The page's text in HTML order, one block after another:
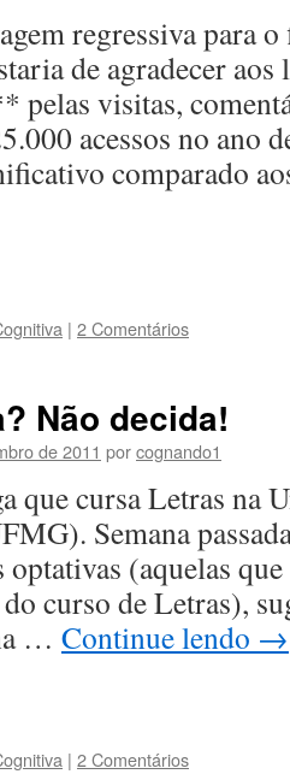
regressiva para
de agradecer aos
visitas,
acessos no ano
comparado
| 2 Comentários
Não decida!
de 2011 porcognando1
que cursa Letras na
Semana
(aquelas
curso de Letras),
… Continue lendo →
| 2 Comentários